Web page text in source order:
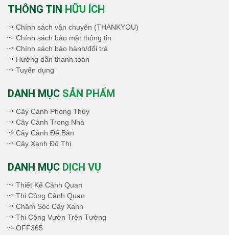
THÔNG TIN HỮU ÍCH
Chính sách vận chuyên (THANKYOU)
Chính sách bảo mật thông tin
Chính sách bảo hành/đổi trả
Hướng dẫn thanh toán
Tuyển dụng
DANH MỤC SẢN PHẨM
Cây Cảnh Phong Thủy
Cây Cảnh Trong Nhà
Cây Cảnh Để Bàn
Cây Xanh Đô Thị
DANH MỤC DỊCH VỤ
Thiết Kế Cảnh Quan
Thi Công Cảnh Quan
Chăm Sóc Cây Xanh
Thi Công Vườn Trên Tường
OFF365